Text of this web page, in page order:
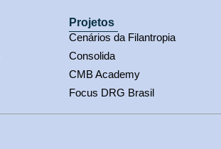
Projetos
Cenários da Filantropia
Consolida
CMB Academy
Focus DRG Brasil